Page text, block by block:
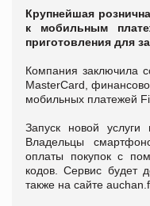
Крупнейшая
к мобильным
приготовления для
Компания заключила
MasterCard,
мобильных платежей
Запуск новой
Владельцы
оплаты покупок c
кодов. Сервис будет
также на сайте